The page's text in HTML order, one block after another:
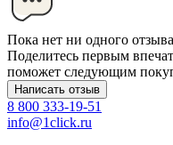
Пока нет ни одного отзыва
Поделитесь первым
поможет следующим
Написать отзыв
8 800 333-19-51
info@1click.ru